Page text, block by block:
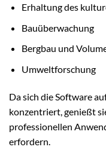
Erhaltung des
Bauüberwachung
Bergbau und
Umweltforschung
Da sich die Software
konzentriert, genießt
professionellen
erfordern.